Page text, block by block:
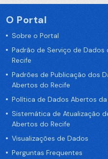
O Portal
Sobre o Portal
Padrão de Serviço de
Recife
Padrões de Publicação dos
Abertos do Recife
Política de Dados Abertos
Sistemática de Atualização
Abertos do Recife
Visualizações de Dados
Perguntas Frequentes